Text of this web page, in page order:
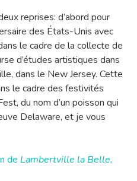
reprises: d’abord pour
des États-Unis avec
le cadre de la collecte de
d’études artistiques dans
dans le New Jersey. Cette
le cadre des festivités
du nom d’un poisson qui
Delaware, et je vous
de Lambertville la Belle,